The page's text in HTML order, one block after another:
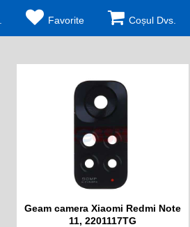
Favorite Coșul Dvs.
Geam camera Xiaomi Redmi Note
11, 2201117TG